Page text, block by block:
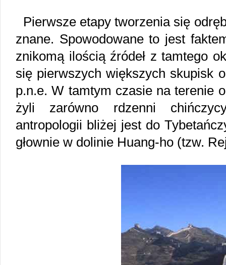
Pierwsze etapy tworzenia się
znane. Spowodowane to jest
znikomą ilością źródeł z tamtego
się pierwszych większych skupisk
p.n.e. W tamtym czasie na terenie
żyli zarówno rdzenni
antropologii bliżej jest do
głownie w dolinie Huang-ho (tzw.